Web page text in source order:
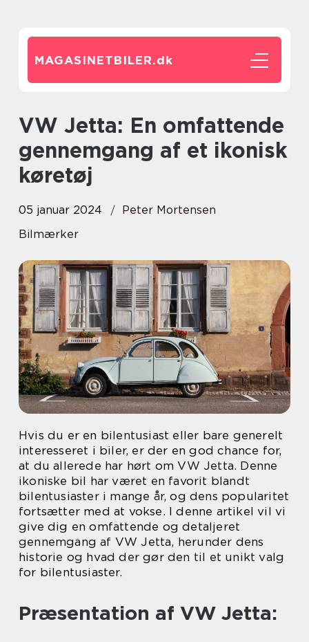
MAGASINETBILER.dk
VW Jetta: En omfattende
gennemgang af et ikonisk
køretøj
05 januar 2024
Peter Mortensen
Bilmærker
Hvis du er en bilentusiast eller bare generelt
interesseret i biler, er der en god chance for,
at du allerede har hørt om VW Jetta. Denne
ikoniske bil har været en favorit blandt
bilentusiaster i mange år, og dens popularitet
fortsætter med at vokse. I denne artikel vil vi
give dig en omfattende og detaljeret
gennemgang af VW Jetta, herunder dens
historie og hvad der gør den til et unikt valg
for bilentusiaster.
Præsentation af VW Jetta: